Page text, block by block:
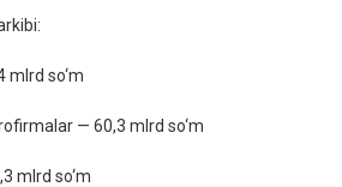
mlrd so‘m
— 60,3 mlrd so‘m
mlrd so‘m